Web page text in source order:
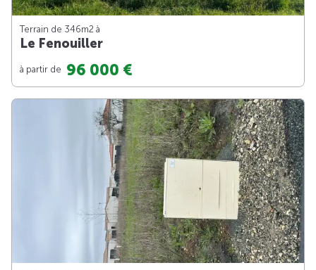
Terrain de 346m2 à
Le Fenouiller
à partir de 96 000 €